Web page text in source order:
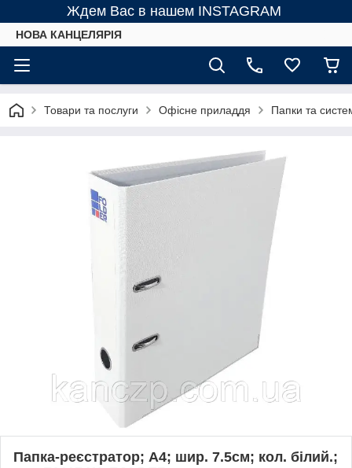
Ждем Вас в нашем INSTAGRAM
НОВА КАНЦЕЛЯРІЯ
Товари та послуги Офісне приладдя Папки та
Папка-реєстратор; А4; шир. 7.5см; кол. білий.;